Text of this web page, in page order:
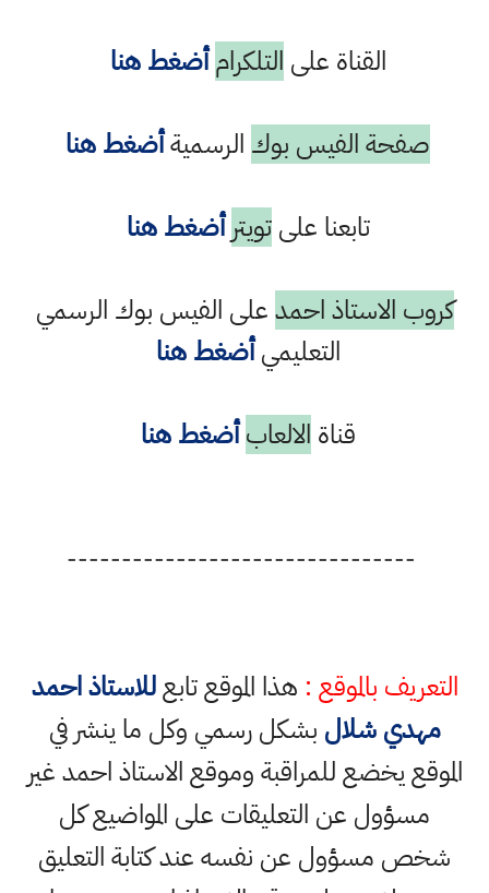
القناة على التلكرام أضغط هنا
صفحة الفيس بوك الرسميةأضغط هنا
تابعنا علىتويتر أضغط هنا
كروب الاستاذ احمدعلى الفيس بوك الرسمي
التعليميأضغط هنا
قناة الالعاب أضغط هنا
--------------------------------
التعريف بالموقع : هذا الموقع تابعللاستاذ احمد
مهدي شلال بشكل رسمي وكل ما ينشر في
الموقع يخضع للمراقبة وموقع الاستاذ احمد غير
مسؤول عن التعليقات على المواضيع كل
شخص مسؤول عن نفسه عند كتابة التعليق